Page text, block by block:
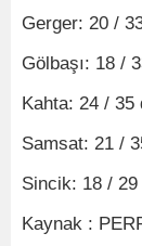
Gerger: 20 /
Gölbaşı: 18 /
Kahta: 24 / 35
Samsat: 21 /
Sincik: 18 /
Kaynak :